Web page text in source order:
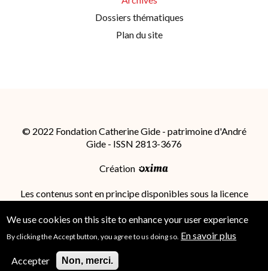
Dossiers thématiques
Plan du site
© 2022 Fondation Catherine Gide - patrimoine d'André
Gide - ISSN 2813-3676
Création
Les contenus sont en principe disponibles sous la licence
International (CC BY-SA 4.0); des conditions
supplémentaires peuvent s'appliquer.
We use cookies on this site to enhance your user experience
By clicking the Accept button, you agree to us doing so. En savoir plus
Accepter Non, merci.